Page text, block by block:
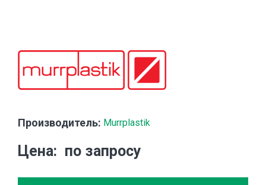
Производитель: Murrplastik
Цена по запросу